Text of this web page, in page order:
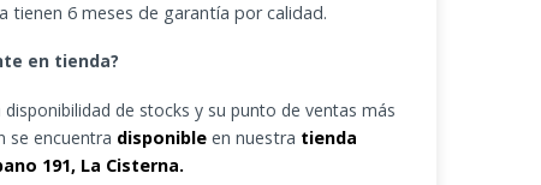
tienen 6 meses de garantía por calidad.
en tienda?
disponibilidad de stocks y su punto de ventas más
se encuentra disponible en nuestra tienda
191, La Cisterna.